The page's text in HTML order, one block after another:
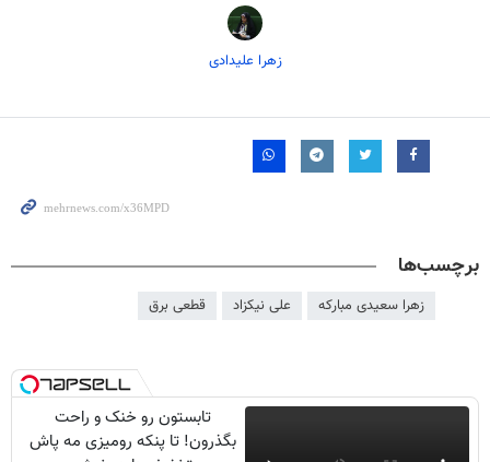
زهرا علیدادی
برچسب‌ها
زهرا سعیدی مبارکه علی نیکزاد قطعی برق
تابستون رو خنک و راحت
بگذرون! تا پنکه رومیزی مه پاش